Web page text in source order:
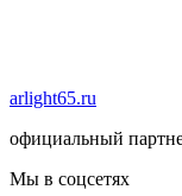
arlight65.ru
официальный
Мы в соцсетях